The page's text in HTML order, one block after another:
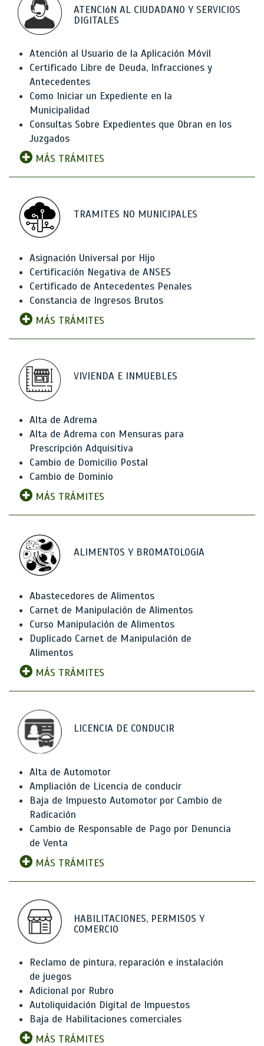
ATENCIóN AL CIUDADANO Y SERVICIOS
DIGITALES
Atención al Usuario de la Aplicación Móvil
Certificado Libre de Deuda, Infracciones y
Antecedentes
Como Iniciar un Expediente en la
Municipalidad
Consultas Sobre Expedientes que Obran en los
Juzgados
MÁS TRÁMITES
TRAMITES NO MUNICIPALES
Asignación Universal por Hijo
Certificación Negativa de ANSES
Certificado de Antecedentes Penales
Constancia de Ingresos Brutos
MÁS TRÁMITES
VIVIENDA E INMUEBLES
Alta de Adrema
Alta de Adrema con Mensuras para
Prescripción Adquisitiva
Cambio de Domicilio Postal
Cambio de Dominio
MÁS TRÁMITES
ALIMENTOS Y BROMATOLOGíA
Abastecedores de Alimentos
Carnet de Manipulación de Alimentos
Curso Manipulación de Alimentos
Duplicado Carnet de Manipulación de
Alimentos
MÁS TRÁMITES
LICENCIA DE CONDUCIR
Alta de Automotor
Ampliación de Licencia de conducir
Baja de Impuesto Automotor por Cambio de
Radicación
Cambio de Responsable de Pago por Denuncia
de Venta
MÁS TRÁMITES
HABILITACIONES, PERMISOS Y
COMERCIO
Reclamo de pintura, reparación e instalación
de juegos
Adicional por Rubro
Autoliquidación Digital de Impuestos
Baja de Habilitaciones comerciales
MÁS TRÁMITES